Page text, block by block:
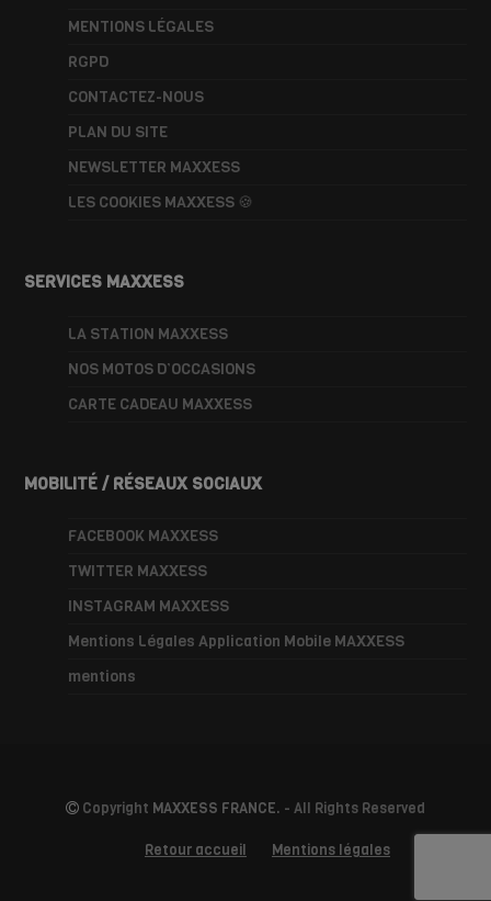
MENTIONS LÉGALES
RGPD
CONTACTEZ-NOUS
PLAN DU SITE
NEWSLETTER MAXXESS
LES COOKIES MAXXESS 🍪
SERVICES MAXXESS
LA STATION MAXXESS
NOS MOTOS D’OCCASIONS
CARTE CADEAU MAXXESS
MOBILITÉ / RÉSEAUX SOCIAUX
FACEBOOK MAXXESS
TWITTER MAXXESS
INSTAGRAM MAXXESS
Mentions Légales Application Mobile MAXXESS
mentions
Copyright MAXXESS FRANCE. - All Rights Reserved
Retour accueil Mentions légales